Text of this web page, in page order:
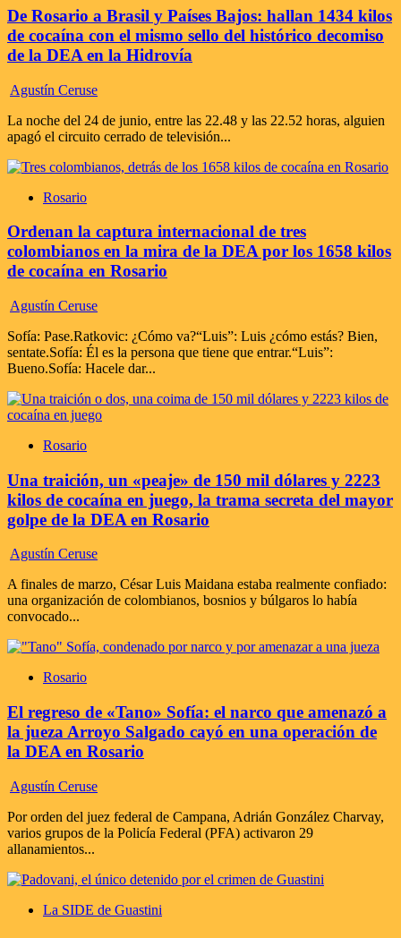
De Rosario a Brasil y Países Bajos: hallan 1434 kilos
de cocaína con el mismo sello del histórico decomiso
de la DEA en la Hidrovía
Agustín Ceruse
La noche del 24 de junio, entre las 22.48 y las 22.52 horas, alguien
apagó el circuito cerrado de televisión...
Rosario
Ordenan la captura internacional de tres
colombianos en la mira de la DEA por los 1658 kilos
de cocaína en Rosario
Agustín Ceruse
Sofía: Pase.Ratkovic: ¿Cómo va?“Luis”: Luis ¿cómo estás? Bien,
sentate.Sofía: Él es la persona que tiene que entrar.“Luis”:
Bueno.Sofía: Hacele dar...
Rosario
Una traición, un «peaje» de 150 mil dólares y 2223
kilos de cocaína en juego, la trama secreta del mayor
golpe de la DEA en Rosario
Agustín Ceruse
A finales de marzo, César Luis Maidana estaba realmente confiado:
una organización de colombianos, bosnios y búlgaros lo había
convocado...
Rosario
El regreso de «Tano» Sofía: el narco que amenazó a
la jueza Arroyo Salgado cayó en una operación de
la DEA en Rosario
Agustín Ceruse
Por orden del juez federal de Campana, Adrián González Charvay,
varios grupos de la Policía Federal (PFA) activaron 29
allanamientos...
La SIDE de Guastini